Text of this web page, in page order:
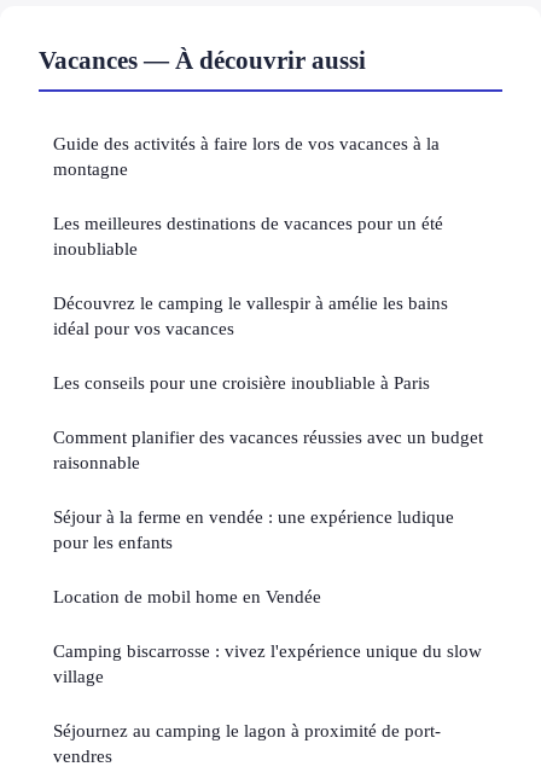
Vacances — À découvrir aussi
Guide des activités à faire lors de vos vacances à la
montagne
Les meilleures destinations de vacances pour un été
inoubliable
Découvrez le camping le vallespir à amélie les bains
idéal pour vos vacances
Les conseils pour une croisière inoubliable à Paris
Comment planifier des vacances réussies avec un budget
raisonnable
Séjour à la ferme en vendée : une expérience ludique
pour les enfants
Location de mobil home en Vendée
Camping biscarrosse : vivez l'expérience unique du slow
village
Séjournez au camping le lagon à proximité de port-
vendres